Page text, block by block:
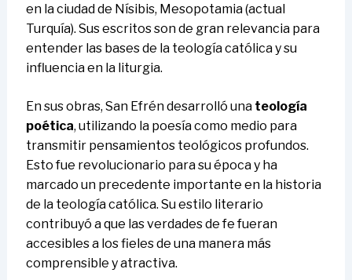
en la ciudad de Nísibis, Mesopotamia (actual
Turquía). Sus escritos son de gran relevancia para
entender las bases de la teología católica y su
influencia en la liturgia.
En sus obras, San Efrén desarrolló una teología
poética, utilizando la poesía como medio para
transmitir pensamientos teológicos profundos.
Esto fue revolucionario para su época y ha
marcado un precedente importante en la historia
de la teología católica. Su estilo literario
contribuyó a que las verdades de fe fueran
accesibles a los fieles de una manera más
comprensible y atractiva.